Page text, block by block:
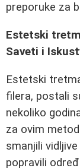
preporuke za
Estetski
Saveti i
Estetski
filera, postali
nekoliko
za ovim
smanjili
popravili